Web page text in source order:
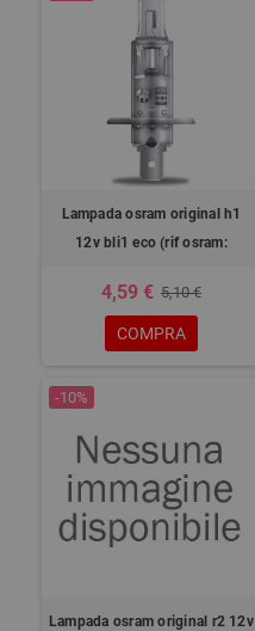
Lampada osram original h1
12v bli1 eco (rif osram:
4,59 € 5,10 €
COMPRA
-10%
Lampada osram original r2 12v